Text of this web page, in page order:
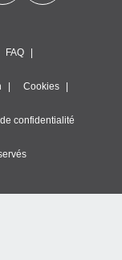
FAQ
Cookies
confidentialité